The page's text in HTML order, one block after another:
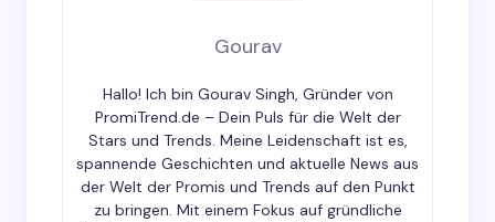
Your Comment *
Gourav
Hallo! Ich bin Gourav Singh, Gründer von
PromiTrend.de – Dein Puls für die Welt der
Stars und Trends. Meine Leidenschaft ist es,
spannende Geschichten und aktuelle News aus
der Welt der Promis und Trends auf den Punkt
zu bringen. Mit einem Fokus auf gründliche